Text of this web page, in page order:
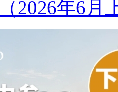
2026年6月